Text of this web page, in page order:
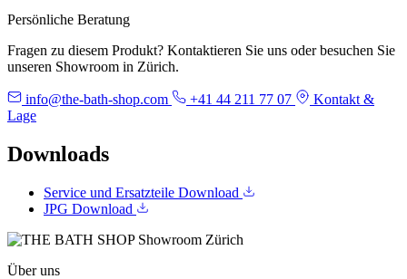
Persönliche Beratung
Fragen zu diesem Produkt? Kontaktieren Sie uns oder besuchen Sie
unseren Showroom in Zürich.
info@the-bath-shop.com +41 44 211 77 07
Kontakt &
Lage
Downloads
Service und Ersatzteile Download
JPG Download
Über uns